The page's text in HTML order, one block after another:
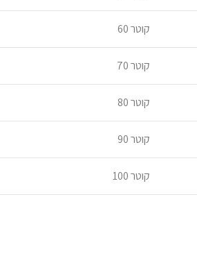
קוטר 60
קוטר 70
קוטר 80
קוטר 90
קוטר 100